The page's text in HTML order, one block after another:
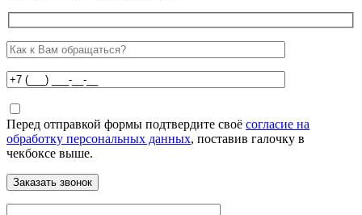
Перед отправкой формы подтвердите своё согласие на
обработку персональных данных, поставив галочку в
чекбоксе выше.